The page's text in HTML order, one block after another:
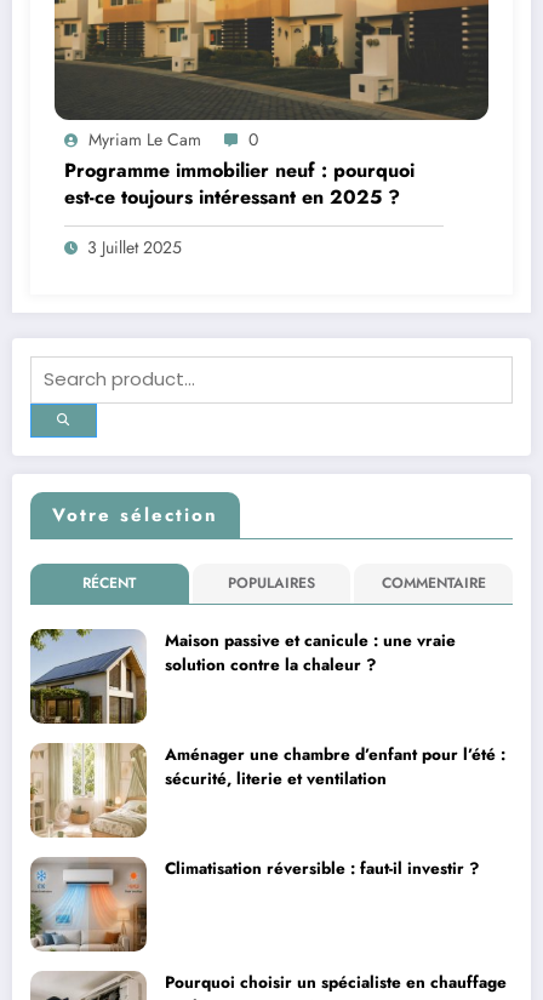
Myriam Le Cam 0
Programme immobilier neuf : pourquoi
est-ce toujours intéressant en 2025 ?
3 Juillet 2025
Votre sélection
RÉCENT POPULAIRES COMMENTAIRE
Maison passive et canicule : une vraie
solution contre la chaleur ?
Aménager une chambre d’enfant pour l’été :
sécurité, literie et ventilation
Climatisation réversible : faut-il investir ?
Pourquoi choisir un spécialiste en chauffage